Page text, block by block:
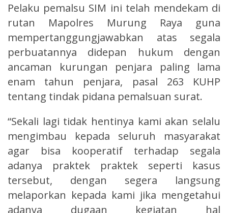
Pelaku pemalsu SIM ini telah mendekam di
rutan Mapolres Murung Raya guna
mempertanggungjawabkan atas segala
perbuatannya didepan hukum dengan
ancaman kurungan penjara paling lama
enam tahun penjara, pasal 263 KUHP
tentang tindak pidana pemalsuan surat.
“Sekali lagi tidak hentinya kami akan selalu
mengimbau kepada seluruh masyarakat
agar bisa kooperatif terhadap segala
adanya praktek praktek seperti kasus
tersebut, dengan segera langsung
melaporkan kepada kami jika mengetahui
adanya dugaan kegiatan hal